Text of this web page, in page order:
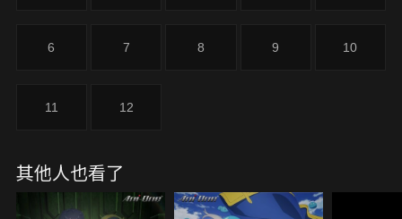
6 7 8 9 10
11 12
其他人也看了